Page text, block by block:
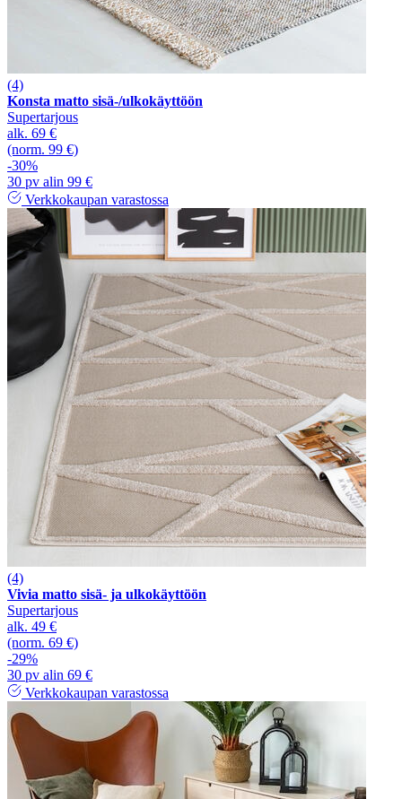
(4)
Konsta matto sisä-/ulkokäyttöön
Supertarjous
alk. 69 €
(norm. 99 €)
-30%
30 pv alin 99 €
Verkkokaupan varastossa
(4)
Vivia matto sisä- ja ulkokäyttöön
Supertarjous
alk. 49 €
(norm. 69 €)
-29%
30 pv alin 69 €
Verkkokaupan varastossa